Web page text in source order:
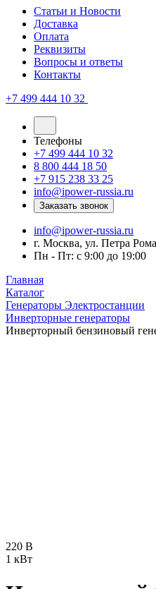
Статьи и Новости
Доставка
Оплата
Реквизиты
Вопросы и ответы
Контакты
+7 499 444 10 32
Телефоны
+7 499 444 10 32
8 800 444 18 50
+7 915 238 33 25
info@ipower-russia.ru
Заказать звонок
info@ipower-russia.ru
г. Москва, ул. Петра
Пн - Пт: с 9:00 до 19:00
Главная
Каталог
Генераторы Электростанции
Инверторные генераторы
Инверторный бензиновый
220 В
1 кВт